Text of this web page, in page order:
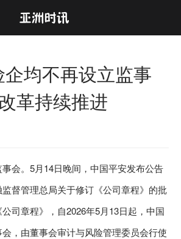
均不再设立监事
革持续推进
会。5月14日晚间，中国平安发布公告
督管理总局关于修订《公司章程》的批
司章程》，自2026年5月13日起，中国
，由董事会审计与风险管理委员会行使